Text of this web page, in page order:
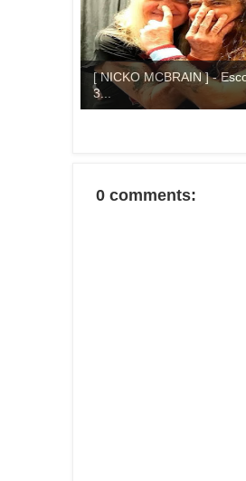
[ NICKO MCBRAIN ] -
3...
0 comments: